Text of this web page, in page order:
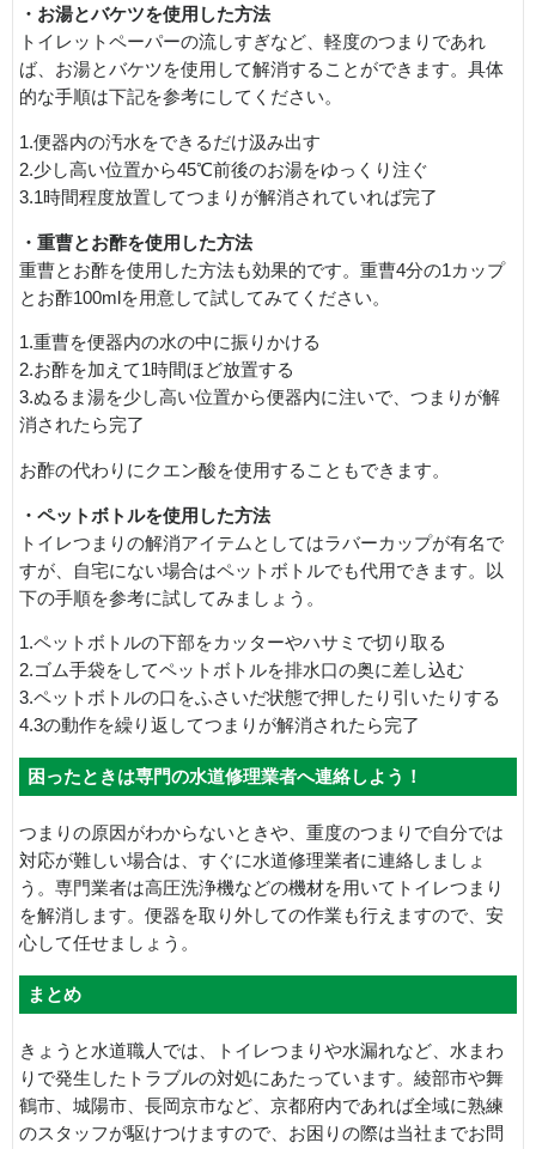
・お湯とバケツを使用した方法
トイレットペーパーの流しすぎなど、軽度のつまりであれ
ば、お湯とバケツを使用して解消することができます。具体
的な手順は下記を参考にしてください。
1.便器内の汚水をできるだけ汲み出す
2.少し高い位置から45℃前後のお湯をゆっくり注ぐ
3.1時間程度放置してつまりが解消されていれば完了
・重曹とお酢を使用した方法
重曹とお酢を使用した方法も効果的です。重曹4分の1カップ
とお酢100mlを用意して試してみてください。
1.重曹を便器内の水の中に振りかける
2.お酢を加えて1時間ほど放置する
3.ぬるま湯を少し高い位置から便器内に注いで、つまりが解
消されたら完了
お酢の代わりにクエン酸を使用することもできます。
・ペットボトルを使用した方法
トイレつまりの解消アイテムとしてはラバーカップが有名で
すが、自宅にない場合はペットボトルでも代用できます。以
下の手順を参考に試してみましょう。
1.ペットボトルの下部をカッターやハサミで切り取る
2.ゴム手袋をしてペットボトルを排水口の奥に差し込む
3.ペットボトルの口をふさいだ状態で押したり引いたりする
4.3の動作を繰り返してつまりが解消されたら完了
困ったときは専門の水道修理業者へ連絡しよう！
つまりの原因がわからないときや、重度のつまりで自分では
対応が難しい場合は、すぐに水道修理業者に連絡しましょ
う。専門業者は高圧洗浄機などの機材を用いてトイレつまり
を解消します。便器を取り外しての作業も行えますので、安
心して任せましょう。
まとめ
きょうと水道職人では、トイレつまりや水漏れなど、水まわ
りで発生したトラブルの対処にあたっています。綾部市や舞
鶴市、城陽市、長岡京市など、京都府内であれば全域に熟練
のスタッフが駆けつけますので、お困りの際は当社までお問